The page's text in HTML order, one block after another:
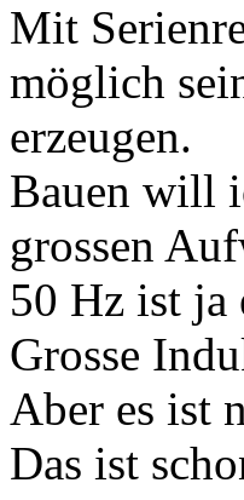
Mit
möglich
erzeugen.
Bauen will
grossen
50 Hz ist ja
Grosse
Aber es ist
Das ist